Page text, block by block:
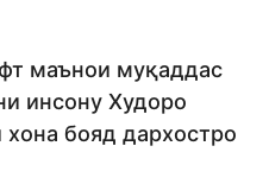
маънои муқаддас
инсону Худоро
бояд дархостро